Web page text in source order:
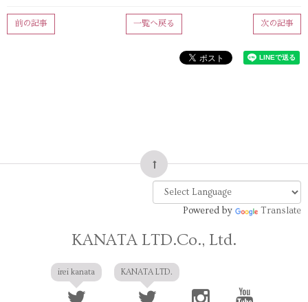
次の記事
一覧へ戻る
前の記事
Powered by Translate
KANATA LTD.Co., Ltd.
irei kanata KANATA LTD.